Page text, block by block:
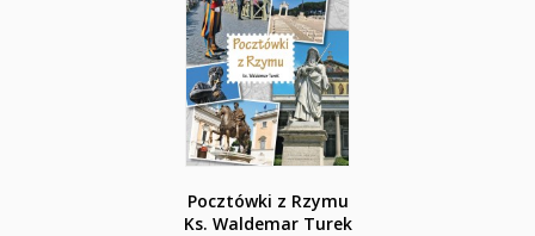
Pocztówki z Rzymu
Ks. Waldemar Turek